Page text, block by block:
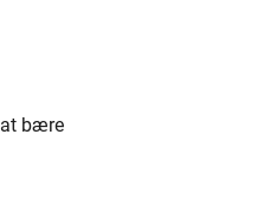
bære